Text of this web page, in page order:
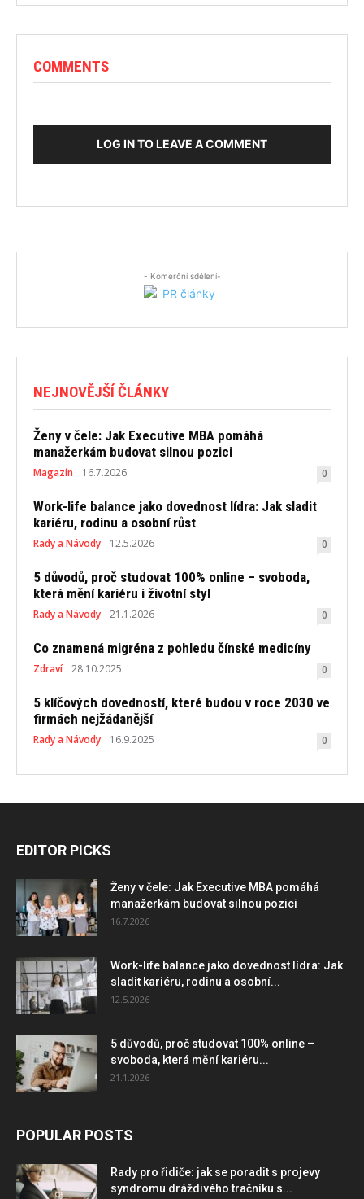
COMMENTS
LOG IN TO LEAVE A COMMENT
- Komerční sdělení-
NEJNOVĚJŠÍ ČLÁNKY
Ženy v čele: Jak Executive MBA pomáhá
manažerkám budovat silnou pozici
Magazín 16.7.2026 0
Work-life balance jako dovednost lídra: Jak sladit
kariéru, rodinu a osobní růst
Rady a Návody 12.5.2026 0
5 důvodů, proč studovat 100% online – svoboda,
která mění kariéru i životní styl
Rady a Návody 21.1.2026 0
Co znamená migréna z pohledu čínské medicíny
Zdraví 28.10.2025 0
5 klíčových dovedností, které budou v roce 2030 ve
firmách nejžádanější
Rady a Návody 16.9.2025 0
EDITOR PICKS
Ženy v čele: Jak Executive MBA pomáhá
manažerkám budovat silnou pozici
16.7.2026
Work-life balance jako dovednost lídra: Jak
sladit kariéru, rodinu a osobní...
12.5.2026
5 důvodů, proč studovat 100% online –
svoboda, která mění kariéru...
21.1.2026
POPULAR POSTS
Rady pro řidiče: jak se poradit s projevy
syndromu dráždivého tračníku s...